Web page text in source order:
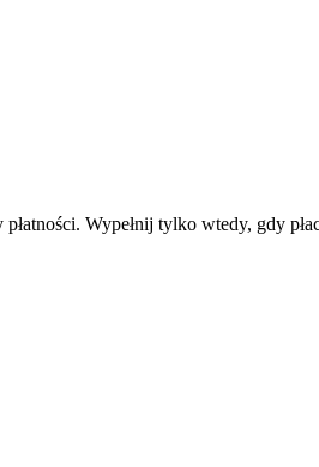
Wypełnij tylko wtedy, gdy